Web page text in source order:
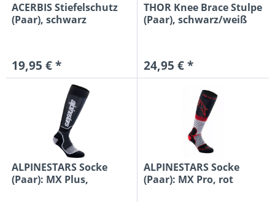
ACERBIS Stiefelschutz
(Paar), schwarz
19,95 € *
THOR Knee Brace Stulpe
(Paar), schwarz/weiß
24,95 € *
ALPINESTARS Socke
(Paar): MX Plus,
ALPINESTARS Socke
(Paar): MX Pro, rot